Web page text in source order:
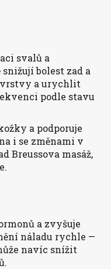
svalů a
bolest zad a
vrstvy a urychlit
podle stavu
a podporuje
i se změnami v
Breussova masáž,
a zvyšuje
náladu rychle —
navíc snížit